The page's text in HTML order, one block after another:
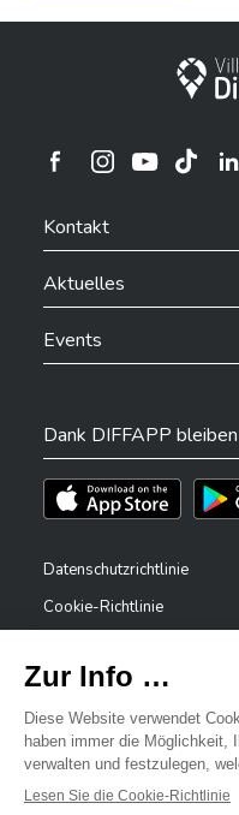
Stadt
Ville de Differdange
Kontakt
Aktuelles
Events
Dank DIFFAPP
Téléchargez l'app sur
Datenschutzrichtlinie
Cookie-Richtlinie
Erklärung zur Barrierefreiheit
Meldesystem –